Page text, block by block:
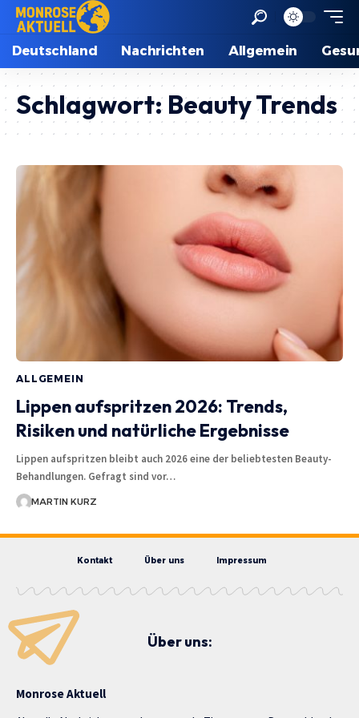
Deutschland Nachrichten Allgemein
Schlagwort: Beauty Trends
ALLGEMEIN
Lippen aufspritzen 2026: Trends,
Risiken und natürliche Ergebnisse
Lippen aufspritzen bleibt auch 2026 eine der beliebtesten Beauty-
Behandlungen. Gefragt sind vor…
MARTIN KURZ
Kontakt Über uns Impressum
Über uns:
Monrose Aktuell